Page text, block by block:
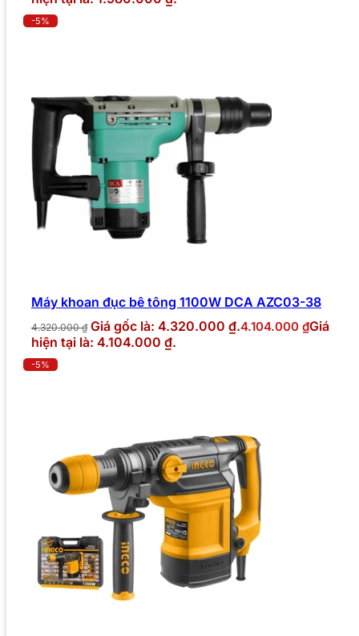
-5%
Máy khoan đục bê tông 1100W DCA AZC03-38
4.320.000₫ Giá gốc là: 4.320.000 ₫.4.104.000 ₫Giá
hiện tại là: 4.104.000 ₫.
-5%